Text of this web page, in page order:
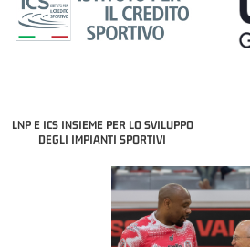
LNP E ICS INSIEME PER LO SVILUPPO
DEGLI IMPIANTI SPORTIVI